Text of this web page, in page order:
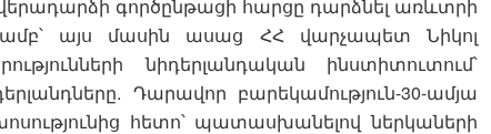
գործընթացի հարցը դարձնել առևտրի
այս մասին ասաց ՀՀ վարչապետ Նիկոլ
նիդերլանդական ինստիտուտում՝
Դարավոր բարեկամություն-30-ամյա
հետո՝ պատասխանելով ներկաների